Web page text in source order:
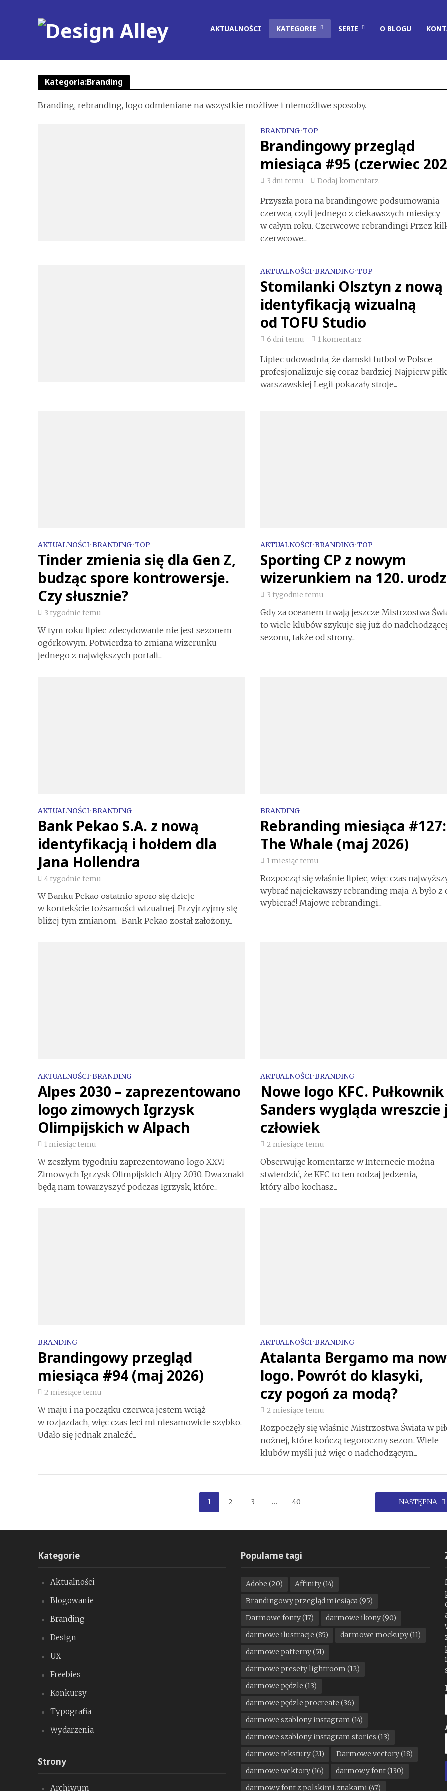
AKTUALNOŚCI KATEGORIE SERIE O BLOGU
Kategoria:Branding
Branding, rebranding, logo odmieniane na wszystkie możliwe i niemożliwe sposoby.
BRANDING•TOP
Brandingowy przegląd
miesiąca #95 (czerwiec
3 dni temu Dodaj komentarz
Przyszła pora na brandingowe podsumowania
czerwca, czyli jednego z ciekawszych miesięcy
w całym roku. Czerwcowe rebrandingi Przez
czerwcowe...
AKTUALNOŚCI•BRANDING•TOP
Stomilanki Olsztyn z nową
identyfikacją wizualną
od TOFU Studio
6 dni temu 1 komentarz
Lipiec udowadnia, że damski futbol w Polsce
profesjonalizuje się coraz bardziej. Najpierw
warszawskiej Legii pokazały stroje...
AKTUALNOŚCI•BRANDING•TOP
Tinder zmienia się dla Gen Z,
budząc spore kontrowersje.
Czy słusznie?
3 tygodnie temu
W tym roku lipiec zdecydowanie nie jest sezonem
ogórkowym. Potwierdza to zmiana wizerunku
jednego z największych portali...
AKTUALNOŚCI•BRANDING•TOP
Sporting CP z nowym
wizerunkiem na 120.
3 tygodnie temu
Gdy za oceanem trwają jeszcze Mistrzostwa
to wiele klubów szykuje się już do
sezonu, także od strony...
AKTUALNOŚCI•BRANDING
Bank Pekao S.A. z nową
identyfikacją i hołdem dla
Jana Hollendra
4 tygodnie temu
W Banku Pekao ostatnio sporo się dzieje
w kontekście tożsamości wizualnej. Przyjrzyjmy się
bliżej tym zmianom. Bank Pekao został założony...
BRANDING
Rebranding miesiąca #127:
The Whale (maj 2026)
1 miesiąc temu
Rozpoczął się właśnie lipiec, więc czas
wybrać najciekawszy rebranding maja. A było z
wybierać! Majowe rebrandingi...
AKTUALNOŚCI•BRANDING
Alpes 2030 – zaprezentowano
logo zimowych Igrzysk
Olimpijskich w Alpach
1 miesiąc temu
W zeszłym tygodniu zaprezentowano logo XXVI
Zimowych Igrzysk Olimpijskich Alpy 2030. Dwa znaki
będą nam towarzyszyć podczas Igrzysk, które...
AKTUALNOŚCI•BRANDING
Nowe logo KFC. Pułkownik
Sanders wygląda wreszcie
człowiek
2 miesiące temu
Obserwując komentarze w Internecie można
stwierdzić, że KFC to ten rodzaj jedzenia,
który albo kochasz...
BRANDING
Brandingowy przegląd
miesiąca #94 (maj 2026)
2 miesiące temu
W maju i na początku czerwca jestem wciąż
w rozjazdach, więc czas leci mi niesamowicie szybko.
Udało się jednak znaleźć...
AKTUALNOŚCI•BRANDING
Atalanta Bergamo ma
logo. Powrót do klasyki,
czy pogoń za modą?
2 miesiące temu
Rozpoczęły się właśnie Mistrzostwa Świata w
nożnej, które kończą tegoroczny sezon. Wiele
klubów myśli już więc o nadchodzącym...
1 2 3 … 40 NASTĘPNA
Kategorie
Aktualności
Blogowanie
Branding
Design
UX
Freebies
Konkursy
Typografia
Wydarzenia
Strony
Archiwum
Popularne tagi
Adobe (20) Affinity(14)
Brandingowy przegląd miesiąca (95)
Darmowe fonty(17) darmowe ikony(90)
darmowe ilustracje (85) darmowe mockupy(11)
darmowe patterny(51)
darmowe presety lightroom (12)
darmowe pędzle (13)
darmowe pędzle procreate (36)
darmowe szablony instagram (14)
darmowe szablony instagram stories (13)
darmowe tekstury(21) Darmowe vectory(18)
darmowe wektory(16) darmowy font(130)
darmowy font z polskimi znakami (47)